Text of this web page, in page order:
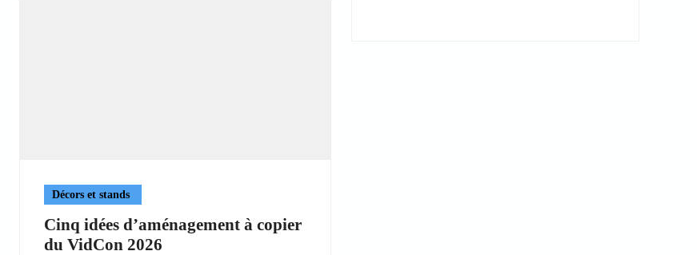
Décors et stands
Cinq idées d’aménagement à copier
du VidCon 2026